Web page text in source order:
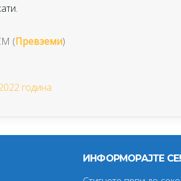
(Превземи)
година
ИНФОРМОРАЈТЕ СЕ!